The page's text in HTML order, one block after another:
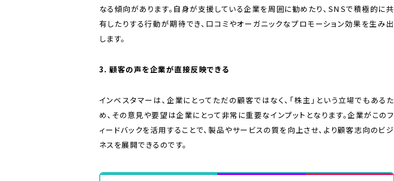
なる傾向があります。自身が支援している企業を周囲に勧めたり、SNSで積極的に共
有したりする行動が期待でき、口コミやオーガニックなプロモーション効果を生み出
します。
3. 顧客の声を企業が直接反映できる
インベスタマーは、企業にとってただの顧客ではなく、「株主」という立場でもあるた
め、その意見や要望は企業にとって非常に重要なインプットとなります。企業がこのフ
ィードバックを活用することで、製品やサービスの質を向上させ、より顧客志向のビジ
ネスを展開できるのです。